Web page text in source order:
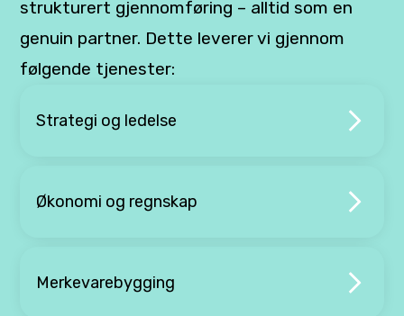
strukturert gjennomføring – alltid som en
genuin partner. Dette leverer vi gjennom
følgende tjenester:
Strategi og ledelse
Økonomi og regnskap
Merkevarebygging